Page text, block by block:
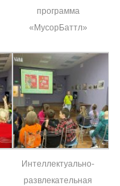
программа
«МусорБаттл»
Интеллектуально-
развлекательная